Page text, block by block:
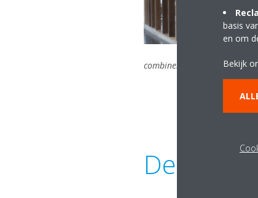
combineren is een
De Daikin
basis
en om
Bekijk